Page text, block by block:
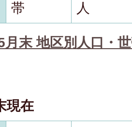
帯
人
月末 地区別人口・
現在